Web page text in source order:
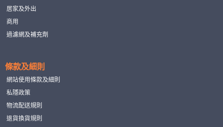
居家及外出
商用
過濾網及補充劑
條款及細則
網站使用條款及細則
私隱政策
物流配送規則
退貨換貨規則